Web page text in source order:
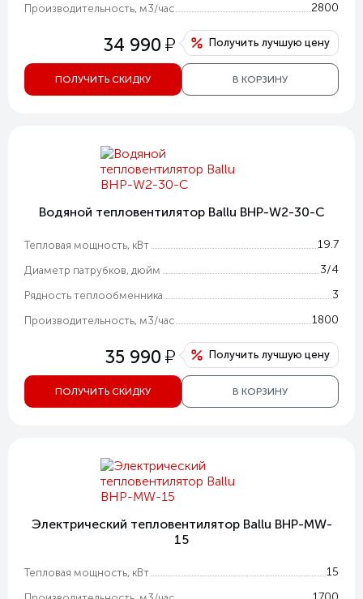
Производительность, м3/час 2800
34 990 у Получить лучшую цену
ПОЛУЧИТЬ СКИДКУ В КОРЗИНУ
Водяной тепловентилятор Ballu BHP-W2-30-C
Тепловая мощность, кВт 19.7
Диаметр патрубков, дюйм 3/4
Рядность теплообменника 3
Производительность, м3/час 1800
35 990 у Получить лучшую цену
ПОЛУЧИТЬ СКИДКУ В КОРЗИНУ
Электрический тепловентилятор Ballu BHP-MW-
15
Тепловая мощность, кВт 15